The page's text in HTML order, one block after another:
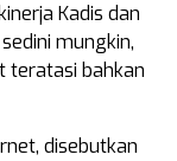
Kadis dan
mungkin,
teratasi bahkan
disebutkan